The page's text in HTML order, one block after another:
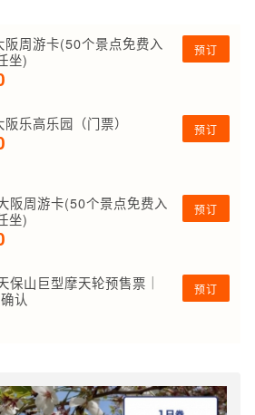
阪周游卡(50个景点免费入
坐)
预订
阪乐高乐园（门票） 预订
阪周游卡(50个景点免费入
坐)
预订
保山巨型摩天轮预售票｜
认
预订